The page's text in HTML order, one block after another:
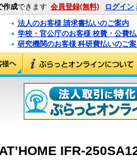
作成できます 会員登録(無料) ログイン
法人のお客様 請求書払いのご案内
学校・官公庁のお客様 校費・公費
研究機関のお客様 科研費払いのご
IFR-